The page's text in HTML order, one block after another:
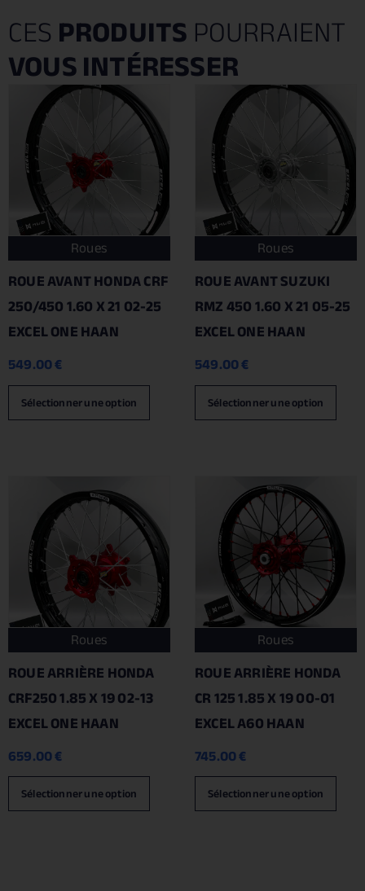
CESPRODUITSPOURRAIENT
VOUS INTÉRESSER
Roues
ROUE AVANT HONDA CRF
250/450 1.60 X 21 02-25
EXCEL ONE HAAN
549.00€
Sélectionner une option
Roues
ROUE AVANT SUZUKI
RMZ 450 1.60 X 21 05-25
EXCEL ONE HAAN
549.00€
Sélectionner une option
Roues
ROUE ARRIÈRE HONDA
CRF250 1.85 X 19 02-13
EXCEL ONE HAAN
659.00€
Sélectionner une option
Roues
ROUE ARRIÈRE HONDA
CR 125 1.85 X 19 00-01
EXCEL A60 HAAN
745.00€
Sélectionner une option